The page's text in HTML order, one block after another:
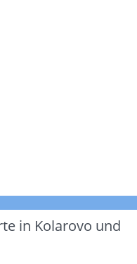
in Kolarovo und